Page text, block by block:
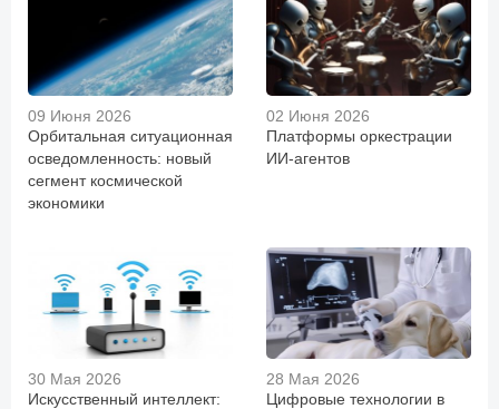
09 Июня 2026
Орбитальная ситуационная
осведомленность: новый
сегмент космической
экономики
02 Июня 2026
Платформы оркестрации
ИИ-агентов
30 Мая 2026
Искусственный интеллект:
28 Мая 2026
Цифровые технологии в